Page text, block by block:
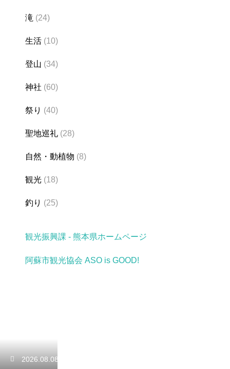
滝 (24)
生活 (10)
登山 (34)
神社 (60)
祭り (40)
聖地巡礼 (28)
自然・動植物 (8)
観光 (18)
釣り (25)
観光振興課 - 熊本県ホームページ
阿蘇市観光協会 ASO is GOOD!
2026.08.08